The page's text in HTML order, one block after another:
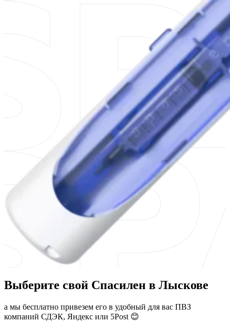
Выберите свой Спасилен в Лыскове
а мы бесплатно привезем его в удобный для вас ПВЗ
компаний СДЭК, Яндекс или 5Post 😊